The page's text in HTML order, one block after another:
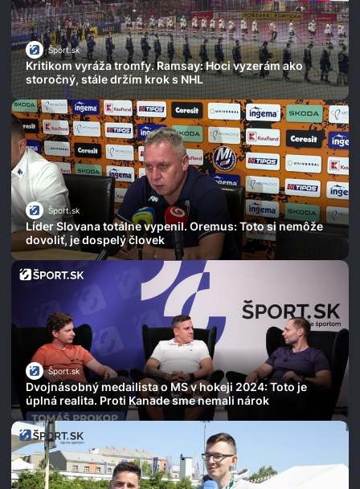
Šport.sk
Kritikom vyráža tromfy. Ramsay: Hoci vyzerám ako
storočný, stále držím krok s NHL
Šport.sk
Líder Slovana totálne vypenil. Oremus: Toto si nemôže
dovoliť, je dospelý človek
Šport.sk
Dvojnásobný medailista o MS v hokeji 2024: Toto je
úplná realita. Proti Kanade sme nemali nárok